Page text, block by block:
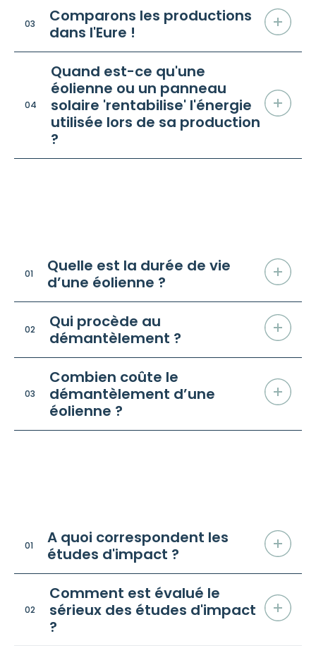
03
Comparons les productions
dans l'Eure !
04
Quand est-ce qu'une
éolienne ou un panneau
solaire 'rentabilise' l'énergie
utilisée lors de sa production
?
01
Quelle est la durée de vie
d’une éolienne ?
02
Qui procède au
démantèlement ?
03
Combien coûte le
démantèlement d’une
éolienne ?
01
A quoi correspondent les
études d'impact ?
02
Comment est évalué le
sérieux des études d'impact
?